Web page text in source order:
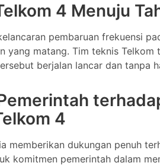
4 Menuju
pembaruan frekuensi
yang matang. Tim teknis
berjalan lancar dan tanpa
4
memberikan dukungan penuh
komitmen pemerintah dalam